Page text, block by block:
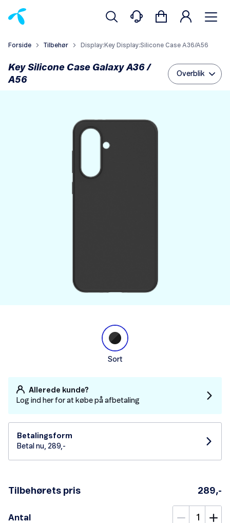
Forside Tilbehør Display:Key Display:Silicone Case A36/A56
Key Silicone Case Galaxy A36 /
A56
Overblik
Sort
Allerede kunde?
Log ind her for at købe på afbetaling
Betalingsform
Betal nu, 289,-
Tilbehørets pris 289,-
Antal